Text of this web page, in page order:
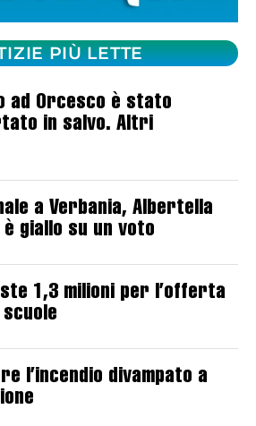
PIÙ LETTE
ad Orcesco è stato
in salvo. Altri
a Verbania, Albertella
è giallo su un voto
1,3 milioni per l’offerta
l’incendio divampato a